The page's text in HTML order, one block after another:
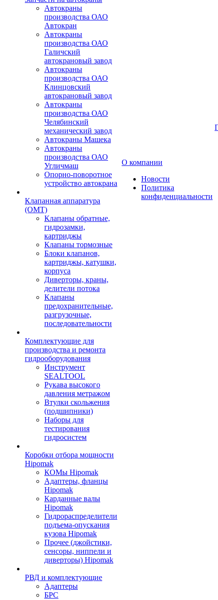
Автокраны
производства ОАО
Автокран
Автокраны
производства ОАО
Галичский
автокрановый завод
Автокраны
производства ОАО
Клинцовский
автокрановый завод
Автокраны
производства ОАО
Челябинский
механический завод
Автокраны Машека
Автокраны
производства ОАО
Угличмаш
Опорно-поворотное
устройство автокрана
Клапанная аппаратура
(OMT)
Клапаны обратные,
гидрозамки,
картриджы
Клапаны тормозные
Блоки клапанов,
картриджы, катушки,
корпуса
Диверторы, краны,
делители потока
Клапаны
предохранительные,
разгрузочные,
последовательности
Комплектующие для
производства и ремонта
гидрооборудования
Инструмент
SEALTOOL
Рукава высокого
давления метражом
Втулки скольжения
(подшипники)
Наборы для
тестирования
гидросистем
Коробки отбора мощности
Hipomak
КОМы Hipomak
Адаптеры, фланцы
Hipomak
Карданные валы
Hipomak
Гидрораспределители
подъема-опускания
кузова Hipomak
Прочее (джойстики,
сенсоры, ниппели и
диверторы) Hipomak
РВД и комплектующие
Адаптеры
БРС
О компании
Новости
Политика
конфиденциальности